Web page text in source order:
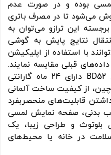
بوده و در صورت عدم
می‌شود تا در مصرف باتری
این ترازو می‌توان به
نتایج پایش به گوشی
با استفاده از اپلیکیشن
قبلی مقایسه نمایند.
ترازوی تشخیصی امسیگ مدل BD52 دارای 24 ماه گارانتی
از کیفیت ساخت آلمانی
قابلیت‌های منحصربفرد
بدنی، صفحه نمایش لمسی
بلوتوث و طراحی زیبا، یک
در خانه یا محیط‌های